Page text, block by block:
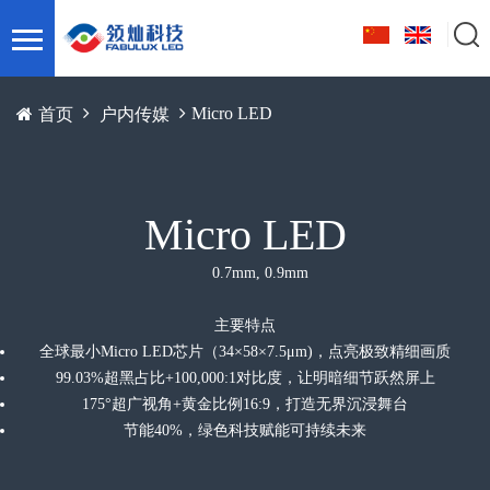
首页 户内传媒 Micro LED
Micro LED
0.7mm, 0.9mm
主要特点
全球最小Micro LED芯片（34×58×7.5μm)，点亮极致精细画质
99.03%超黑占比+100,000:1对比度，让明暗细节跃然屏上
175°超广视角+黄金比例16:9，打造无界沉浸舞台
节能40%，绿色科技赋能可持续未来